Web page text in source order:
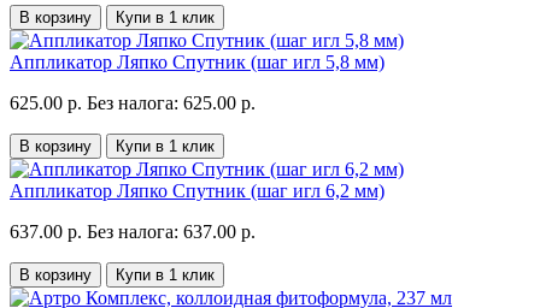
В корзину Купи в 1 клик
Аппликатор Ляпко Спутник (шаг игл 5,8 мм)
625.00 р. Без налога: 625.00 р.
В корзину Купи в 1 клик
Аппликатор Ляпко Спутник (шаг игл 6,2 мм)
637.00 р. Без налога: 637.00 р.
В корзину Купи в 1 клик